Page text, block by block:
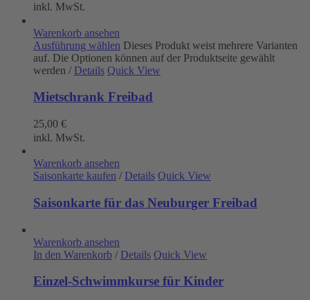
inkl. MwSt.
Warenkorb ansehen
Ausführung wählen Dieses Produkt weist mehrere Varianten
auf. Die Optionen können auf der Produktseite gewählt
werden / Details Quick View
Mietschrank Freibad
25,00 €
inkl. MwSt.
Warenkorb ansehen
Saisonkarte kaufen / Details Quick View
Saisonkarte für das Neuburger Freibad
Warenkorb ansehen
In den Warenkorb / Details Quick View
Einzel-Schwimmkurse für Kinder